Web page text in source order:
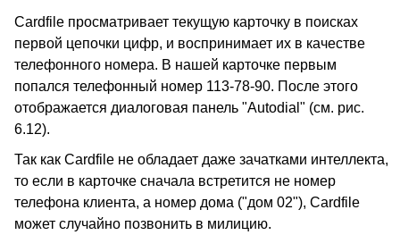
Cardfile просматривает текущую карточку в поисках
первой цепочки цифр, и воспринимает их в качестве
телефонного номера. В нашей карточке первым
попался телефонный номер 113-78-90. После этого
отображается диалоговая панель "Autodial" (см. рис.
6.12).
Так как Cardfile не обладает даже зачатками интеллекта,
то если в карточке сначала встретится не номер
телефона клиента, а номер дома ("дом 02"), Cardfile
может случайно позвонить в милицию.